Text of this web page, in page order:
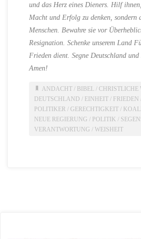
und das Herz eines Dieners. Hilf
Macht und Erfolg zu denken, sondern
Menschen. Bewahre sie vor
Resignation. Schenke unserem Land
Frieden dient. Segne Deutschland und
Amen!
ANDACHT / BIBEL/ CHRISTLICHE
DEUTSCHLAND / EINHEIT / FRIEDEN
POLITIKER /GERECHTIGKEIT /
NEUE REGIERUNG / POLITIK /
VERANTWORTUNG / WEISHEIT